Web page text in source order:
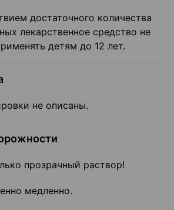
достаточного количества
лекарственное средство не
детям до 12 лет.
не описаны.
прозрачный раствор!
медленно.